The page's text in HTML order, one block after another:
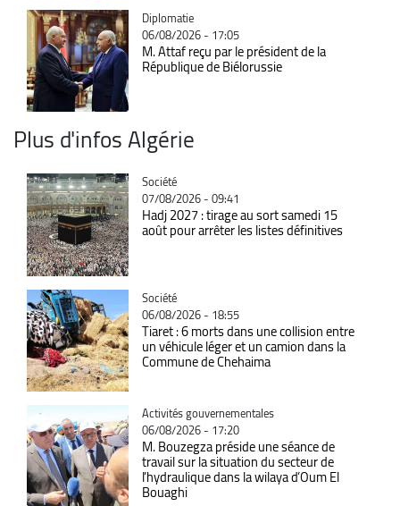
Catégorie
Diplomatie
06/08/2026 - 17:05
M. Attaf reçu par le président de la
République de Biélorussie
Plus d'infos Algérie
Catégorie
Société
07/08/2026 - 09:41
Hadj 2027 : tirage au sort samedi 15
août pour arrêter les listes définitives
Catégorie
Société
06/08/2026 - 18:55
Tiaret : 6 morts dans une collision entre
un véhicule léger et un camion dans la
Commune de Chehaima
Catégorie
Activités gouvernementales
06/08/2026 - 17:20
M. Bouzegza préside une séance de
travail sur la situation du secteur de
l’hydraulique dans la wilaya d’Oum El
Bouaghi